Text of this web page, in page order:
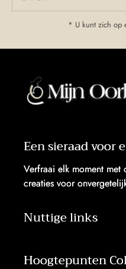
* U kunt zich op
Een sieraad voor
Verfraai elk moment
creaties voor
Nuttige links
Hoogtepunten